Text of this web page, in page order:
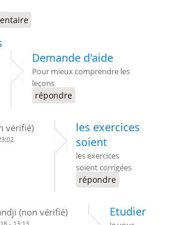
Demande d'aide
Pour mieux comprendre les
leçons
répondre
vérifié)
les exercices
soient
les exercices
soient corrigées
répondre
(non vérifié) Etudier